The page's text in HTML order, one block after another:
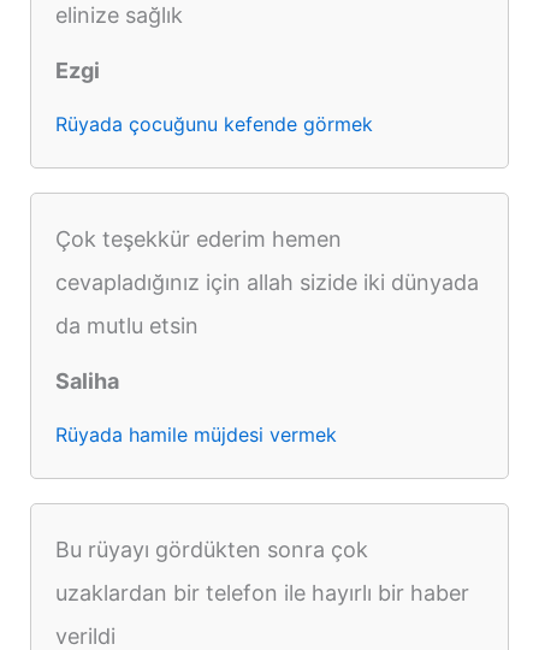
elinize sağlık
Ezgi
Rüyada çocuğunu kefende görmek
Çok teşekkür ederim hemen
cevapladığınız için allah sizide iki dünyada
da mutlu etsin
Saliha
Rüyada hamile müjdesi vermek
Bu rüyayı gördükten sonra çok
uzaklardan bir telefon ile hayırlı bir haber
verildi